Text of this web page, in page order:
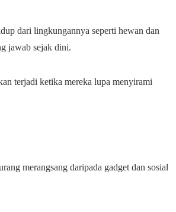
dari lingkungannya seperti hewan dan
jawab sejak dini.
terjadi ketika mereka lupa menyirami
merangsang daripada gadget dan sosial